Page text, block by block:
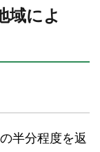
域によ
半分程度を返